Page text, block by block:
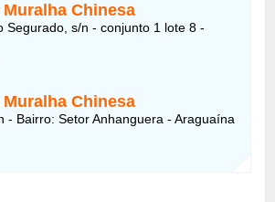
Chinesa
Segurado, s/n - conjunto 1 lote 8 -
Chinesa
- Bairro: Setor Anhanguera - Araguaína